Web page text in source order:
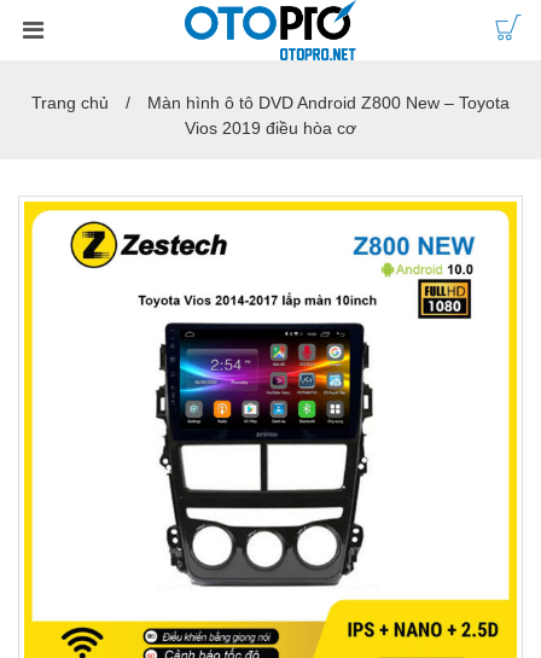
Trang chủ
Màn hình ô tô DVD Android Z800 New – Toyota
Vios 2019 điều hòa cơ